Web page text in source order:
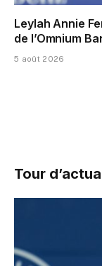
Leylah Annie
de l’Omnium
5 août 2026
Tour